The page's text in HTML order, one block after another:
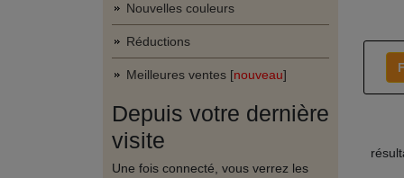
Nouvelles couleurs
Réductions
Meilleures ventes [nouveau]
Depuis votre dernière
visite
Une fois connecté, vous verrez les